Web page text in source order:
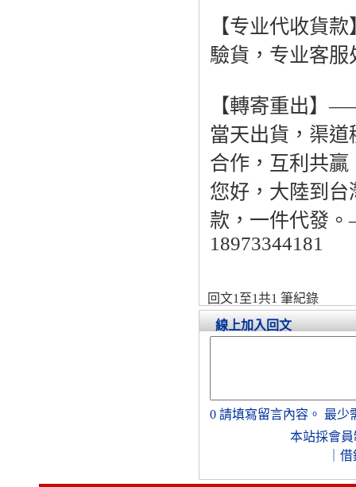
【专业代收貨
驗貨，专业客服
【轉寄重出】
當天出貨，渠
合作，互利共贏
您好，大陸到
款，一件代發
18973344181
回文1至1共1 筆紀錄
線上加入回文
0 請填寫留言內容。 最少
本站採會員
借